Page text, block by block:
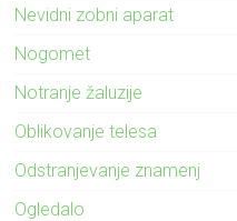
Nevidni zobni aparat
Nogomet
Notranje žaluzije
Oblikovanje telesa
Odstranjevanje znamenj
Ogledalo